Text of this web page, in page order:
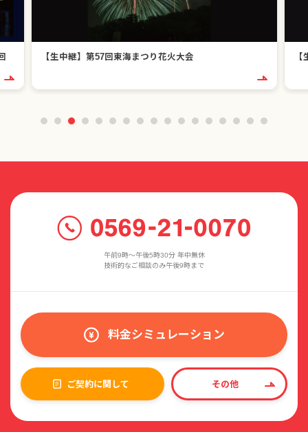
【生中継】第57回東海まつり花火大会
午前9時〜午後5時30分 年中無休
技術的なご相談のみ午後9時まで
料金シミュレーション
ご契約に関して その他